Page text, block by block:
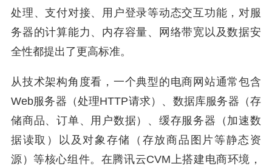
处理、支付对接、用户登录等动态交互功能，对服
务器的计算能力、内存容量、网络带宽以及数据安
全性都提出了更高标准。
从技术架构角度看，一个典型的电商网站通常包含
Web服务器（处理HTTP请求）、数据库服务器（存
储商品、订单、用户数据）、缓存服务器（加速数
据读取）以及对象存储（存放商品图片等静态资
源）等核心组件。在腾讯云CVM上搭建电商环境，